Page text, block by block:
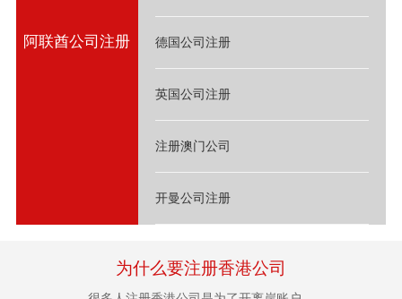
阿联酋公司注册 德国公司注册
英国公司注册
注册澳门公司
开曼公司注册
为什么要注册香港公司